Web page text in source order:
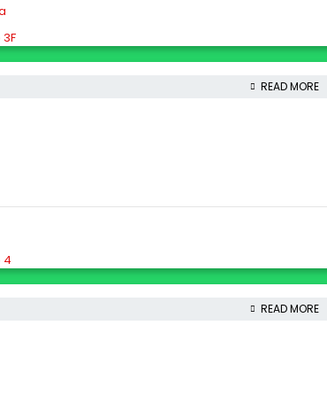
READ MORE
4
READ MORE